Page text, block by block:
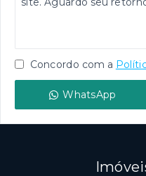
Concordo com a
WhatsApp